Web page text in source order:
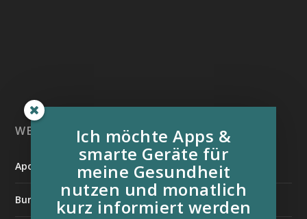
WEITERE INFORMATIONSQUELLEN:
Apotheken Umschau
Bundesverband der Organtransplantierten e.V.
Ich möchte Apps &
smarte Geräte für
meine Gesundheit
nutzen und monatlich
kurz informiert werden